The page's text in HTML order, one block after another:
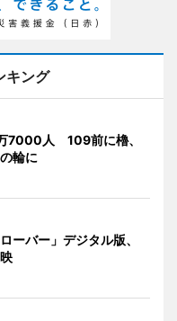
キング
7000人 109前に櫓、
輪に
ーバー」デジタル版、